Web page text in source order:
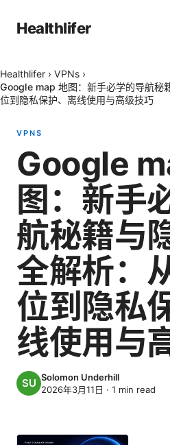
Healthlifer
Healthlifer › VPNs ›
Google map 地图：新手必学的导航秘
位到隐私保护、离线使用与高级技巧
VPNS
Google
图：新手
航秘籍与
全解析：
位到隐私
线使用与
Solomon Underhill
2026年3月11日 · 1 min read